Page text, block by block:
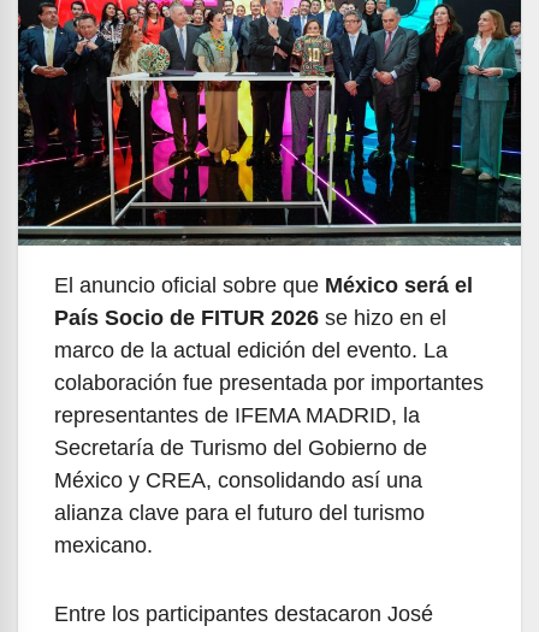
El anuncio oficial sobre que México será el
País Socio de FITUR 2026 se hizo en el
marco de la actual edición del evento. La
colaboración fue presentada por importantes
representantes de IFEMA MADRID, la
Secretaría de Turismo del Gobierno de
México y CREA, consolidando así una
alianza clave para el futuro del turismo
mexicano.
Entre los participantes destacaron José